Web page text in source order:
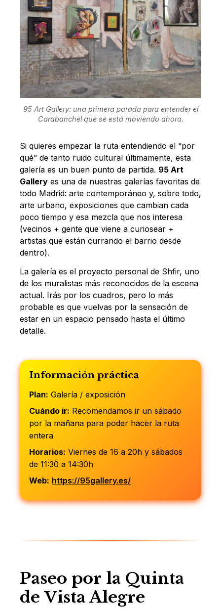
95 Art Gallery: una primera parada para entender el
Carabanchel que se está moviendo ahora.
Si quieres empezar la ruta entendiendo el “por
qué” de tanto ruido cultural últimamente, esta
galería es un buen punto de partida. 95 Art
Gallery es una de nuestras galerías favoritas de
todo Madrid: arte contemporáneo y, sobre todo,
arte urbano, exposiciones que cambian cada
poco tiempo y esa mezcla que nos interesa
(vecinos + gente que viene a curiosear +
artistas que están currando el barrio desde
dentro).
La galería es el proyecto personal de Shfir, uno
de los muralistas más reconocidos de la escena
actual. Irás por los cuadros, pero lo más
probable es que vuelvas por la sensación de
estar en un espacio pensado hasta el último
detalle.
Información práctica
Plan: Galería / exposición
Cuándo ir: Recomendamos ir un sábado
por la mañana para poder hacer la ruta
entera
Horarios: Viernes de 16 a 20h y sábados
de 11:30 a 14:30h
Web: https://95gallery.es/
Paseo por la Quinta
de Vista Alegre